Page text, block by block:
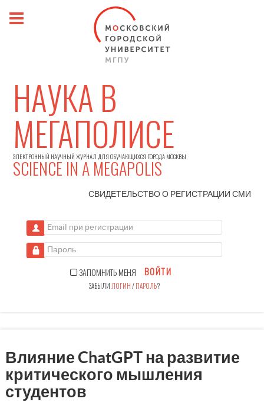
НАУКА В
МЕГАПОЛИСЕ
ЭЛЕКТРОННЫЙ НАУЧНЫЙ ЖУРНАЛ ДЛЯ ОБУЧАЮЩИХСЯ ГОРОДА МОСКВЫ
SCIENCE IN A MEGAPOLIS
СВИДЕТЕЛЬСТВО О РЕГИСТРАЦИИСМИ
Email при регистрации
Пароль
ЗАПОМНИТЬ МЕНЯ ВОЙТИ
ЗАБЫЛИ ЛОГИН/ПАРОЛЬ?
Влияние ChatGPT на развитие
критического мышления
студентов